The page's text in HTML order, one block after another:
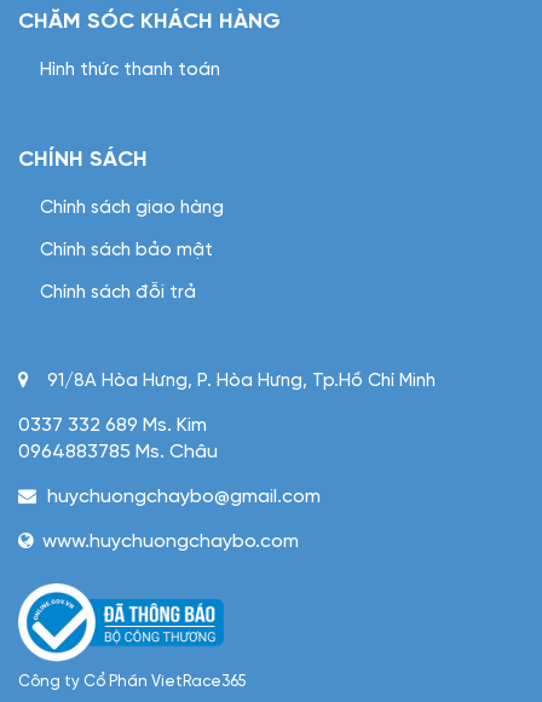
CHĂM SÓC KHÁCH HÀNG
Hình thức thanh toán
CHÍNH SÁCH
Chính sách giao hàng
Chính sách bảo mật
Chính sách đỗi trả
91/8A Hòa Hưng, P. Hòa Hưng, Tp.Hồ Chí Minh
0337 332 689 Ms. Kim
0964883785 Ms. Châu
huychuongchaybo@gmail.com
www.huychuongchaybo.com
Công ty Cổ Phần VietRace365